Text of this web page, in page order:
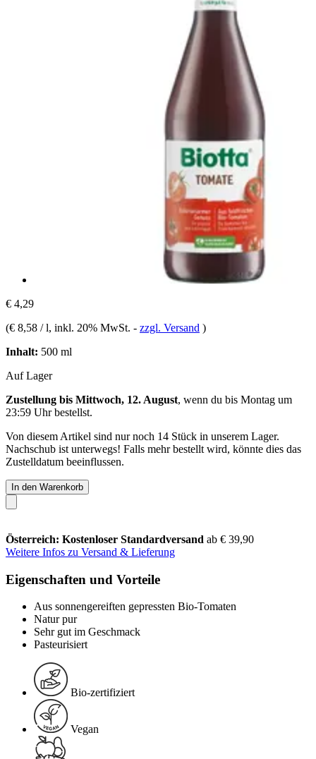
€ 4,29
(€ 8,58 / l, inkl. 20% MwSt. - zzgl. Versand )
Inhalt: 500 ml
Auf Lager
Zustellung bis Mittwoch, 12. August, wenn du bis Montag um
23:59 Uhrbestellst.
Von diesem Artikel sind nur noch 14 Stück in unserem Lager.
Nachschub ist unterwegs! Falls mehr bestellt wird, könnte dies das
Zustelldatum beeinflussen.
In den Warenkorb
Österreich: Kostenloser Standardversand ab € 39,90
Weitere Infos zu Versand & Lieferung
Eigenschaften und Vorteile
Aus sonnengereiften gepressten Bio-Tomaten
Natur pur
Sehr gut im Geschmack
Pasteurisiert
Bio-zertifiziert
Vegan